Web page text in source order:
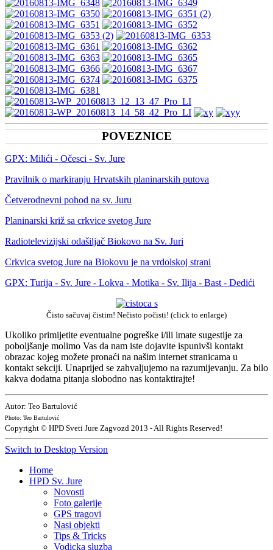
POVEZNICE
GPX: Milići - Očesci - Sv. Jure
Pravilnik o markiranju Hrvatskih planinarskih putova
Četverodnevni pohod na sv. Juru
Planinarski križ sa crkvice svetog Jure
Radiotelevizijski odašiljač Biokovo na Sv. Juri
Crkvica svetog Jure na Biokovu je na vrdolskoj strani
GPX: Turija - Sv. Jure - Lokva - Motika - Sv. Ilija - Bast - Dedići
Čisto sačuvaj čistim! Nečisto počisti! (click to enlarge)
Ukoliko primijetite eventualne pogreške i/ili imate sugestije za
poboljšanje molimo Vas da nam iste dojavite ispunivši kontakt
obrazac kojeg možete pronaći na našim internet stranicama u
kontakt sekciji. Unaprijed se zahvaljujemo na razumijevanju. Za bilo
kakva dodatna pitanja slobodno nas kontaktirajte!
Autor: Teo Bartulović
Photo: Teo Bartulović
Copyright © HPD Sveti Jure Zagvozd 2013 - All Rights Reserved!
Switch to Desktop Version
Home
HPD Sv. Jure
Novosti
Foto galerije
GPS tragovi
Nasi objekti
Tips & Tricks
Vodicka sluzba